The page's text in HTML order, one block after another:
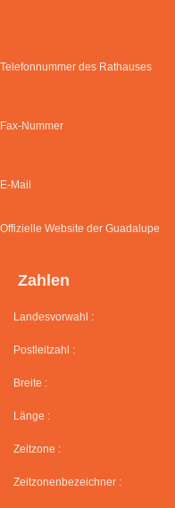
Telefonnummer des Rathauses
Fax-Nummer
E-Mail
Offizielle Website der Guadalupe
Zahlen
Landesvorwahl :
Postleitzahl :
Breite :
Länge :
Zeitzone :
Zeitzonenbezeichner :